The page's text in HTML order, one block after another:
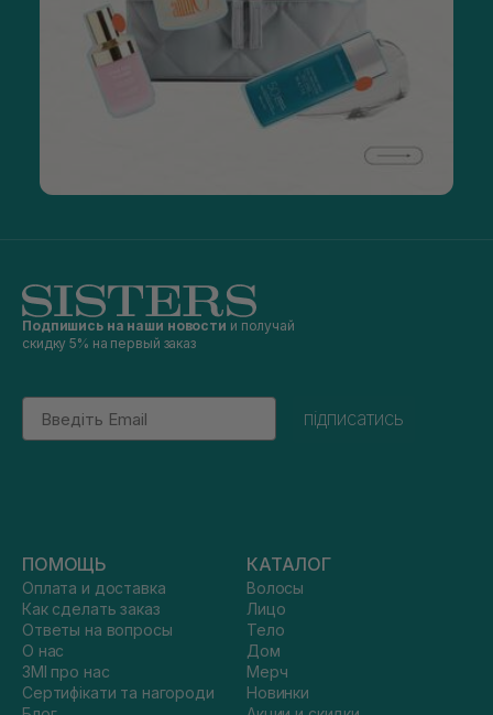
Подпишись на наши новости и получай
скидку 5% на первый заказ
Email
підписатись
ПОМОЩЬ
Оплата и доставка
Как сделать заказ
Ответы на вопросы
О нас
ЗМІ про нас
Сертифікати та нагороди
КАТАЛОГ
Волосы
Лицо
Тело
Дом
Мерч
Новинки